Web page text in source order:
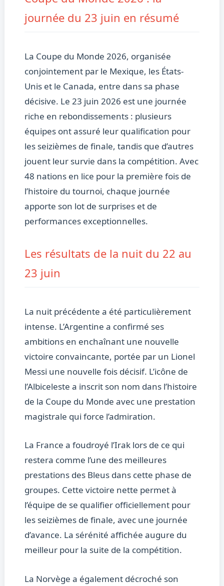
journée du 23 juin en résumé
La Coupe du Monde 2026, organisée
conjointement par le Mexique, les États-
Unis et le Canada, entre dans sa phase
décisive. Le 23 juin 2026 est une journée
riche en rebondissements : plusieurs
équipes ont assuré leur qualification pour
les seizièmes de finale, tandis que d’autres
jouent leur survie dans la compétition. Avec
48 nations en lice pour la première fois de
l’histoire du tournoi, chaque journée
apporte son lot de surprises et de
performances exceptionnelles.
Les résultats de la nuit du 22 au
23 juin
La nuit précédente a été particulièrement
intense. L’Argentine a confirmé ses
ambitions en enchaînant une nouvelle
victoire convaincante, portée par un Lionel
Messi une nouvelle fois décisif. L’icône de
l’Albiceleste a inscrit son nom dans l’histoire
de la Coupe du Monde avec une prestation
magistrale qui force l’admiration.
La France a foudroyé l’Irak lors de ce qui
restera comme l’une des meilleures
prestations des Bleus dans cette phase de
groupes. Cette victoire nette permet à
l’équipe de se qualifier officiellement pour
les seizièmes de finale, avec une journée
d’avance. La sérénité affichée augure du
meilleur pour la suite de la compétition.
La Norvège a également décroché son